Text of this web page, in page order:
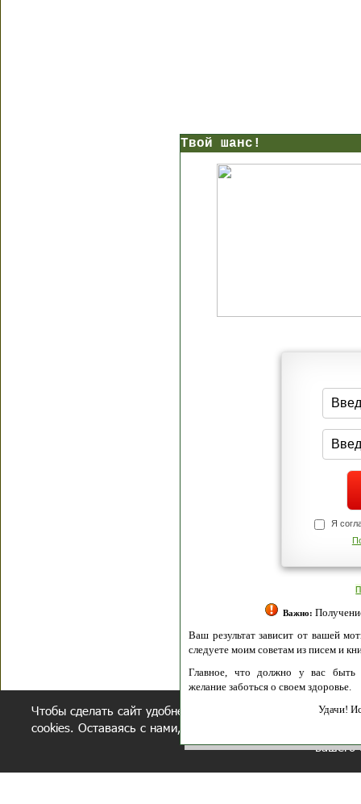
Твой шанс!
Я
Важно:Получение
Ваш результат зависит от вашей
следуете моим советам из писем и книг.
Главное, что должно у вас быть -
желание заботься о своем здоровье.
Удачи!
Чтобы сделать сайт удобнее, осуществляется обработка
cookies. Оставаясь с нами, вы соглашаетесь с нашей
вашего